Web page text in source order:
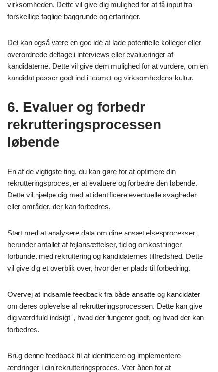
virksomheden. Dette vil give dig mulighed for at få input fra
forskellige faglige baggrunde og erfaringer.
Det kan også være en god idé at lade potentielle kolleger eller
overordnede deltage i interviews eller evalueringer af
kandidaterne. Dette vil give dem mulighed for at vurdere, om en
kandidat passer godt ind i teamet og virksomhedens kultur.
6. Evaluer og forbedr
rekrutteringsprocessen
løbende
En af de vigtigste ting, du kan gøre for at optimere din
rekrutteringsproces, er at evaluere og forbedre den løbende.
Dette vil hjælpe dig med at identificere eventuelle svagheder
eller områder, der kan forbedres.
Start med at analysere data om dine ansættelsesprocesser,
herunder antallet af fejlansættelser, tid og omkostninger
forbundet med rekruttering og kandidaternes tilfredshed. Dette
vil give dig et overblik over, hvor der er plads til forbedring.
Overvej at indsamle feedback fra både ansatte og kandidater
om deres oplevelse af rekrutteringsprocessen. Dette kan give
dig værdifuld indsigt i, hvad der fungerer godt, og hvad der kan
forbedres.
Brug denne feedback til at identificere og implementere
ændringer i din rekrutteringsproces. Vær åben for at